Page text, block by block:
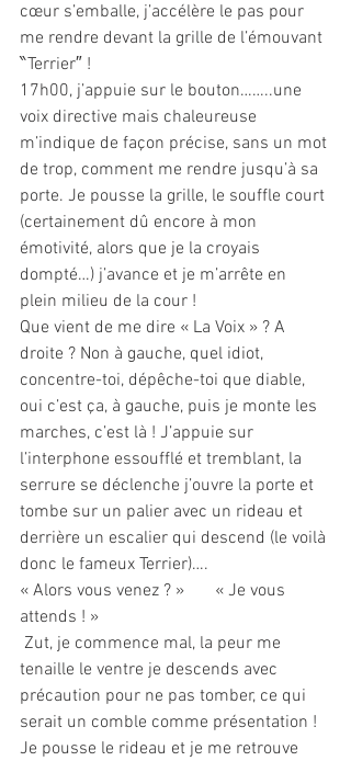
cœur s’emballe, j’accélère le pas pour
me rendre devant la grille de l’émouvant
‶Terrier″ !
17h00, j’appuie sur le bouton……..une
voix directive mais chaleureuse
m’indique de façon précise, sans un mot
de trop, comment me rendre jusqu’à sa
porte. Je pousse la grille, le souffle court
(certainement dû encore à mon
émotivité, alors que je la croyais
dompté…) j’avance et je m’arrête en
plein milieu de la cour !
Que vient de me dire « La Voix » ? A
droite ? Non à gauche, quel idiot,
concentre-toi, dépêche-toi que diable,
oui c’est ça, à gauche, puis je monte les
marches, c’est là ! J’appuie sur
l’interphone essoufflé et tremblant, la
serrure se déclenche j’ouvre la porte et
tombe sur un palier avec un rideau et
derrière un escalier qui descend (le voilà
donc le fameux Terrier)….
« Alors vous venez ? »       « Je vous
attends ! »
tenaille le ventre je descends avec
précaution pour ne pas tomber, ce qui
serait un comble comme présentation !
Je pousse le rideau et je me retrouve